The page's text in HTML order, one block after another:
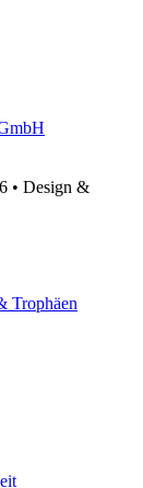
• Design &
Trophäen